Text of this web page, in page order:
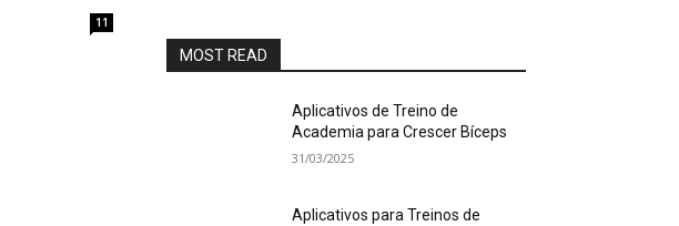
11
MOST READ
Aplicativos de Treino de
Academia para Crescer Bíceps
31/03/2025
Aplicativos para Treinos de